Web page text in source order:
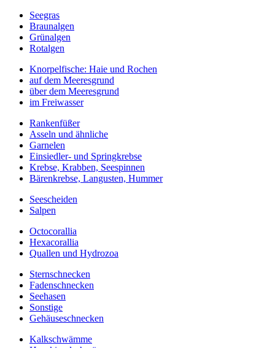
Seegras
Braunalgen
Grünalgen
Rotalgen
Knorpelfische: Haie und Rochen
auf dem Meeresgrund
über dem Meeresgrund
im Freiwasser
Rankenfüßer
Asseln und ähnliche
Garnelen
Einsiedler- und Springkrebse
Krebse, Krabben, Seespinnen
Bärenkrebse, Langusten, Hummer
Seescheiden
Salpen
Octocorallia
Hexacorallia
Quallen und Hydrozoa
Sternschnecken
Fadenschnecken
Seehasen
Sonstige
Gehäuseschnecken
Kalkschwämme